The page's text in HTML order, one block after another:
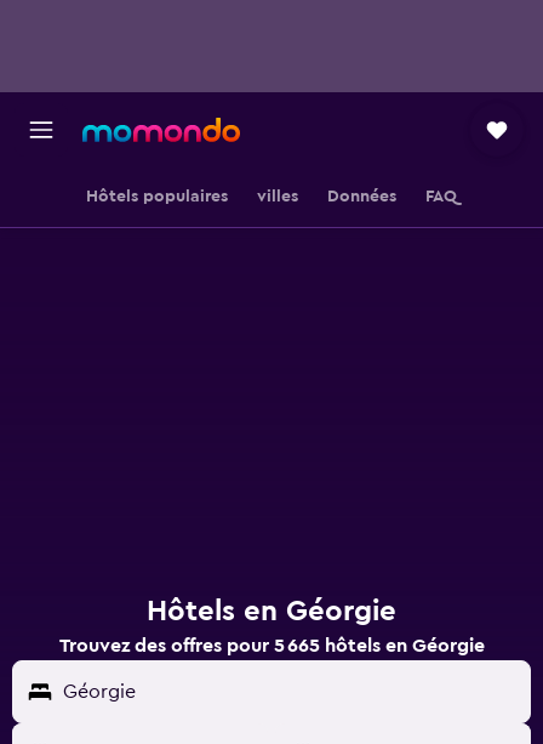
Hôtels populaires villes Données FAQ
Hôtels en Géorgie
Trouvez des offres pour 5 665 hôtels en Géorgie
Géorgie